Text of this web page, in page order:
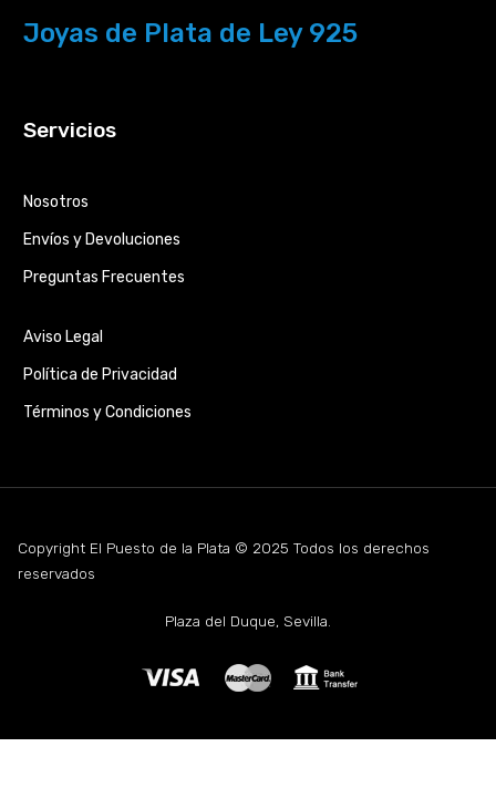
Joyas de Plata de Ley 925
Servicios
Nosotros
Envíos y Devoluciones
Preguntas Frecuentes
Aviso Legal
Política de Privacidad
Términos y Condiciones
Copyright El Puesto de la Plata © 2025 Todos los derechos
reservados
Plaza del Duque, Sevilla.